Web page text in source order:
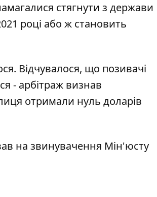
стягнути з держави
році або ж становить
Відчувалося, що позивачі
- арбітраж визнав
отримали нуль доларів
на звинувачення Мін'юсту